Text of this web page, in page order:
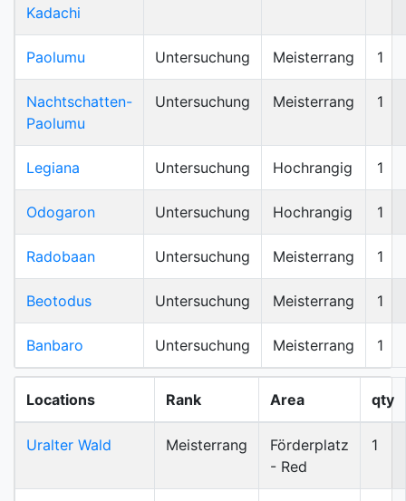
Kadachi
Paolumu Untersuchung Meisterrang 1
Nachtschatten-
Paolumu
Untersuchung Meisterrang 1
Legiana Untersuchung Hochrangig 1
Odogaron Untersuchung Hochrangig 1
Radobaan Untersuchung Meisterrang 1
Beotodus Untersuchung Meisterrang 1
Banbaro Untersuchung Meisterrang 1
Locations Rank Area qty
Uralter Wald Meisterrang
Förderplatz
- Red
1